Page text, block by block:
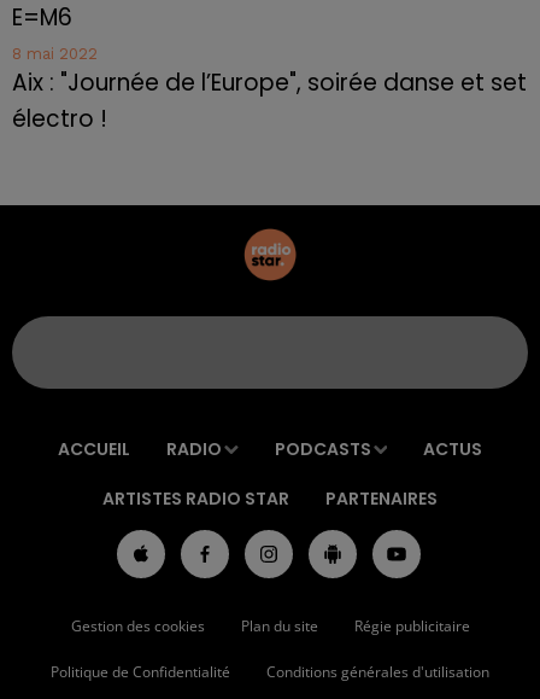
E=M6
8 mai 2022
Aix : "Journée de l’Europe", soirée danse et set
électro !
ACCUEIL RADIO PODCASTS ACTUS
ARTISTES RADIO STAR PARTENAIRES
Gestion des cookies Plan du site Régie publicitaire
Politique de Confidentialité Conditions générales d'utilisation